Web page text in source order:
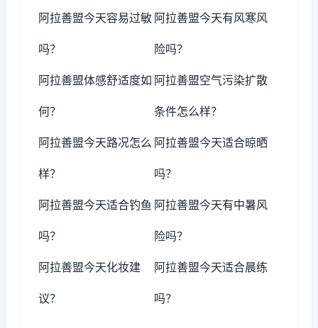
阿拉善盟今天容易过敏
吗？
阿拉善盟今天有风寒风
险吗？
阿拉善盟体感舒适度如
何？
阿拉善盟空气污染扩散
条件怎么样？
阿拉善盟今天路况怎么
样？
阿拉善盟今天适合晾晒
吗？
阿拉善盟今天适合钓鱼
吗？
阿拉善盟今天有中暑风
险吗？
阿拉善盟今天化妆建
议？
阿拉善盟今天适合晨练
吗？